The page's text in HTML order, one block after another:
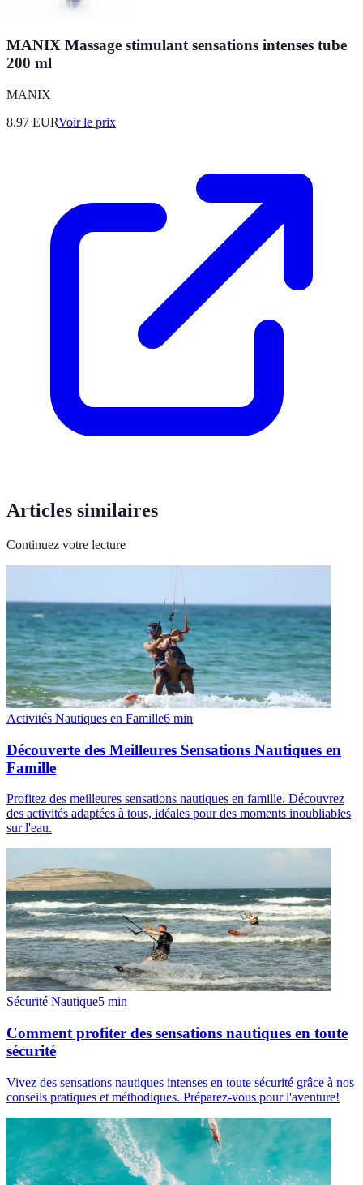
MANIX Massage stimulant sensations intenses tube
200 ml
MANIX
8.97 EURVoir le prix
Articles similaires
Continuez votre lecture
Activités Nautiques en Famille6 min
Découverte des Meilleures Sensations Nautiques en
Famille
Profitez des meilleures sensations nautiques en famille. Découvrez
des activités adaptées à tous, idéales pour des moments inoubliables
sur l'eau.
Sécurité Nautique5 min
Comment profiter des sensations nautiques en toute
sécurité
Vivez des sensations nautiques intenses en toute sécurité grâce à nos
conseils pratiques et méthodiques. Préparez-vous pour l'aventure!